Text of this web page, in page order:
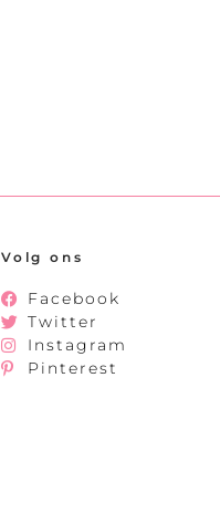
Volg ons
Facebook
Twitter
Instagram
Pinterest